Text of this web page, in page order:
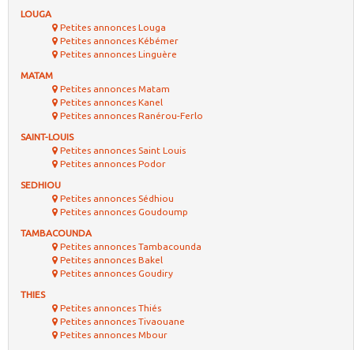
LOUGA
Petites annonces Louga
Petites annonces Kébémer
Petites annonces Linguère
MATAM
Petites annonces Matam
Petites annonces Kanel
Petites annonces Ranérou-Ferlo
SAINT-LOUIS
Petites annonces Saint Louis
Petites annonces Podor
SEDHIOU
Petites annonces Sédhiou
Petites annonces Goudoump
TAMBACOUNDA
Petites annonces Tambacounda
Petites annonces Bakel
Petites annonces Goudiry
THIES
Petites annonces Thiés
Petites annonces Tivaouane
Petites annonces Mbour